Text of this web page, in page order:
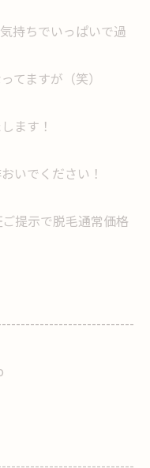
持ちでいっぱいで過
てますが（笑）
ます！
いでください！
提示で脱毛通常価格